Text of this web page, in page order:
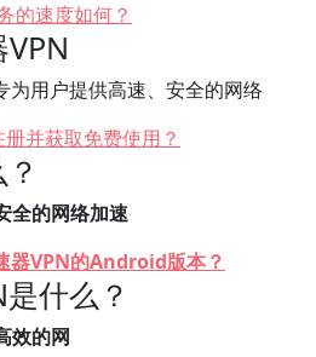
的速度如何？
为用户提供高速、安全的网络
并获取免费使用？
全的网络加速
器VPN的Android版本？
什么？
效的网